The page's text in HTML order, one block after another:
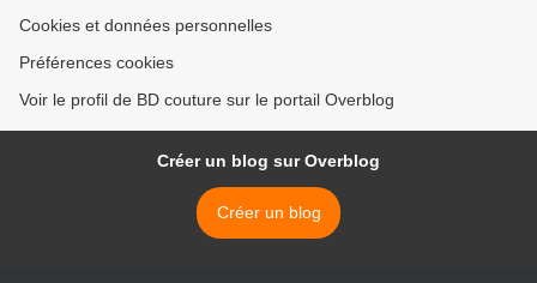
Cookies et données personnelles
Préférences cookies
Voir le profil de BD couture sur le portail Overblog
Créer un blog sur Overblog
Créer un blog